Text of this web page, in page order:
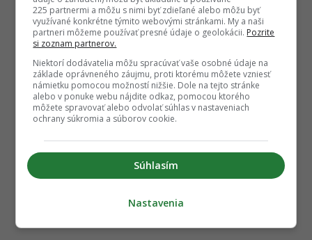
225 partnermi a môžu s nimi byť zdieľané alebo môžu byť
využívané konkrétne týmito webovými stránkami. My a naši
partneri môžeme používať presné údaje o geolokácii. Pozrite
si zoznam partnerov.
Niektorí dodávatelia môžu spracúvať vaše osobné údaje na
základe oprávneného záujmu, proti ktorému môžete vzniesť
námietku pomocou možností nižšie. Dole na tejto stránke
alebo v ponuke webu nájdite odkaz, pomocou ktorého
môžete spravovať alebo odvolať súhlas v nastaveniach
ochrany súkromia a súborov cookie.
Súhlasím
Nastavenia